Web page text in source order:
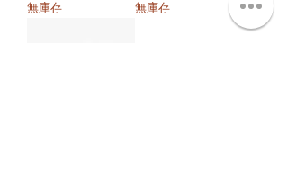
無庫存
無庫存